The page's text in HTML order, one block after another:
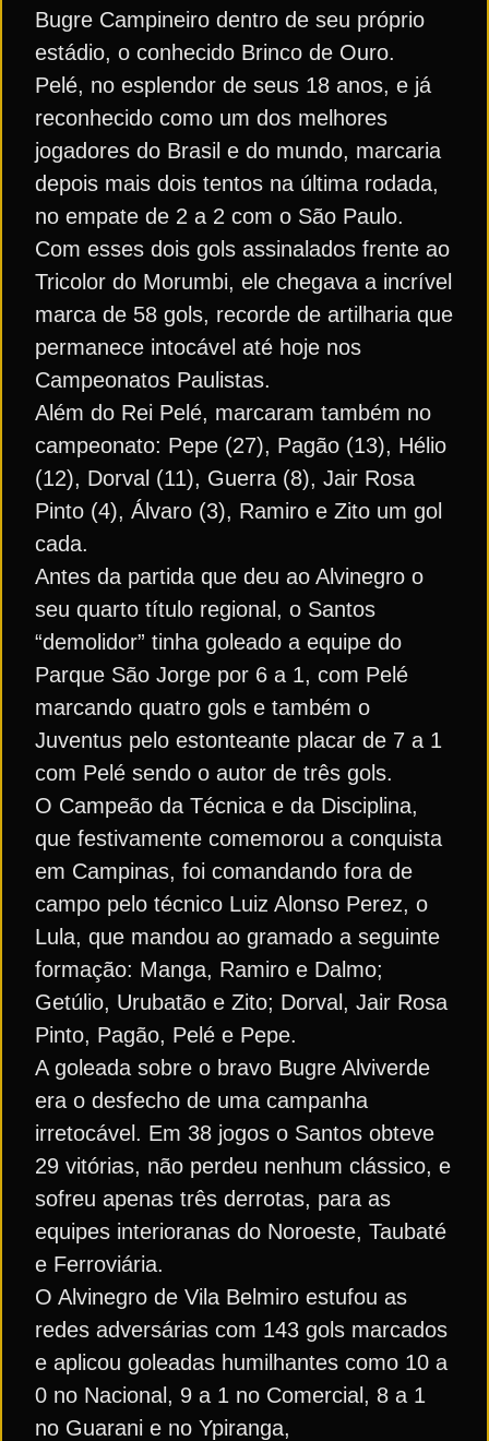
Bugre Campineiro dentro de seu próprio
estádio, o conhecido Brinco de Ouro.
Pelé, no esplendor de seus 18 anos, e já
reconhecido como um dos melhores
jogadores do Brasil e do mundo, marcaria
depois mais dois tentos na última rodada,
no empate de 2 a 2 com o São Paulo.
Com esses dois gols assinalados frente ao
Tricolor do Morumbi, ele chegava a incrível
marca de 58 gols, recorde de artilharia que
permanece intocável até hoje nos
Campeonatos Paulistas.
Além do Rei Pelé, marcaram também no
campeonato: Pepe (27), Pagão (13), Hélio
(12), Dorval (11), Guerra (8), Jair Rosa
Pinto (4), Álvaro (3), Ramiro e Zito um gol
cada.
Antes da partida que deu ao Alvinegro o
seu quarto título regional, o Santos
“demolidor” tinha goleado a equipe do
Parque São Jorge por 6 a 1, com Pelé
marcando quatro gols e também o
Juventus pelo estonteante placar de 7 a 1
com Pelé sendo o autor de três gols.
O Campeão da Técnica e da Disciplina,
que festivamente comemorou a conquista
em Campinas, foi comandando fora de
campo pelo técnico Luiz Alonso Perez, o
Lula, que mandou ao gramado a seguinte
formação: Manga, Ramiro e Dalmo;
Getúlio, Urubatão e Zito; Dorval, Jair Rosa
Pinto, Pagão, Pelé e Pepe.
A goleada sobre o bravo Bugre Alviverde
era o desfecho de uma campanha
irretocável. Em 38 jogos o Santos obteve
29 vitórias, não perdeu nenhum clássico, e
sofreu apenas três derrotas, para as
equipes interioranas do Noroeste, Taubaté
e Ferroviária.
O Alvinegro de Vila Belmiro estufou as
redes adversárias com 143 gols marcados
e aplicou goleadas humilhantes como 10 a
0 no Nacional, 9 a 1 no Comercial, 8 a 1
no Guarani e no Ypiranga,